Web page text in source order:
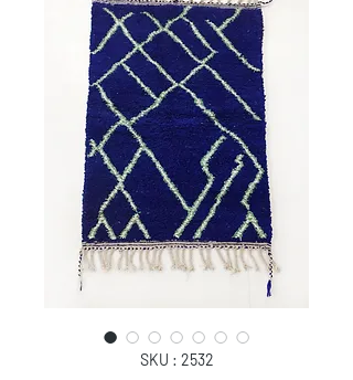
SKU : 2532